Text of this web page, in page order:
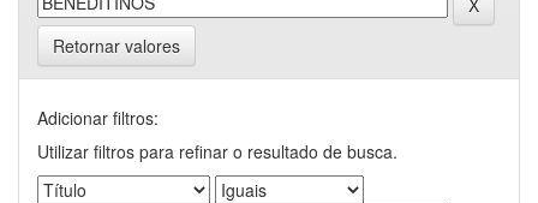
Retornar valores
Adicionar filtros:
Utilizar filtros para refinar o resultado de busca.